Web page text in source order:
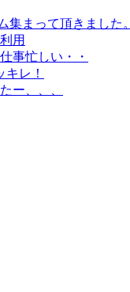
まって頂きました。
用
忙しい・・
レ！
ー、、、